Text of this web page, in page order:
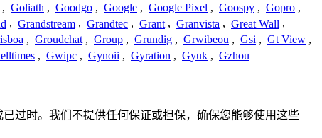
, Goliath , Goodgo , Google , Google Pixel , Goospy , Gopro ,
, Grandstream , Grandtec , Grant , Granvista , Great Wall ,
, Groudchat , Group , Grundig , Grwibeou , Gsi , Gt View ,
, Gwipc , Gynoii , Gyration , Gyuk , Gzhou
过时。我们不提供任何保证或担保，确保您能够使用这些